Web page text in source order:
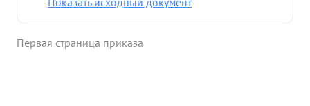
юго-восточную часть Ипподрома и казармы.
Первая страница приказа